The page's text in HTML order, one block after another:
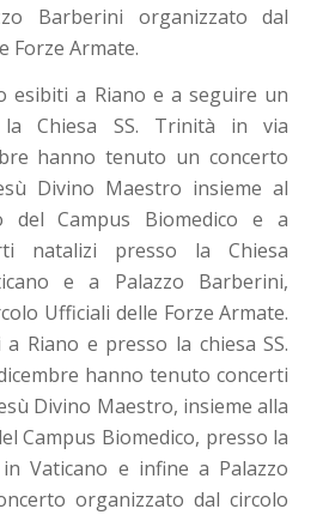
Barberini organizzato dal
Forze Armate.
esibiti a Riano e a seguire un
la Chiesa SS. Trinità in via
hanno tenuto un concerto
Divino Maestro insieme al
del Campus Biomedico e a
natalizi presso la Chiesa
e a Palazzo Barberini,
Ufficiali delle Forze Armate.
Riano e presso la chiesa SS.
hanno tenuto concerti
Divino Maestro, insieme alla
Campus Biomedico, presso la
Vaticano e infine a Palazzo
organizzato dal circolo